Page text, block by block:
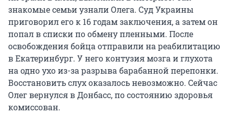
знакомые семьи узнали Олега. Суд Украины
приговорил его к 16 годам заключения, а затем он
попал в списки по обмену пленными. После
освобождения бойца отправили на реабилитацию
в Екатеринбург. У него контузия мозга и глухота
на одно ухо из-за разрыва барабанной перепонки.
Восстановить слух оказалось невозможно. Сейчас
Олег вернулся в Донбасс, по состоянию здоровья
комиссован.